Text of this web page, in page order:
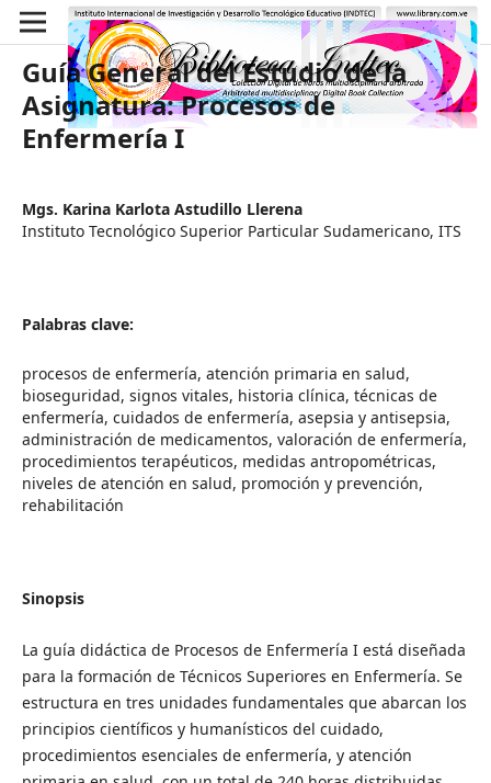
Guía General del Estudio de la
Asignatura: Procesos de
Enfermería I
Mgs. Karina Karlota Astudillo Llerena
Instituto Tecnológico Superior Particular Sudamericano, ITS
Palabras clave:
procesos de enfermería, atención primaria en salud,
bioseguridad, signos vitales, historia clínica, técnicas de
enfermería, cuidados de enfermería, asepsia y antisepsia,
administración de medicamentos, valoración de enfermería,
procedimientos terapéuticos, medidas antropométricas,
niveles de atención en salud, promoción y prevención,
rehabilitación
Sinopsis
La guía didáctica de Procesos de Enfermería I está diseñada
para la formación de Técnicos Superiores en Enfermería. Se
estructura en tres unidades fundamentales que abarcan los
principios científicos y humanísticos del cuidado,
procedimientos esenciales de enfermería, y atención